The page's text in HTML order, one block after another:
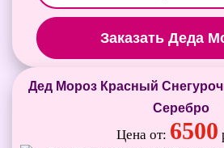
Заказать Деда
Дед Мороз Красный
Серебро
Цена от: 6500